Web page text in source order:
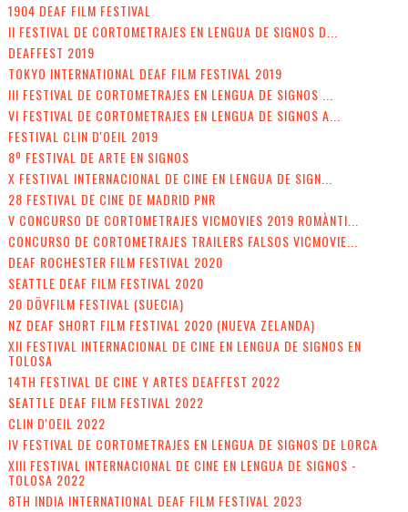
1904 DEAF FILM FESTIVAL
II FESTIVAL DE CORTOMETRAJES EN LENGUA DE SIGNOS D...
DEAFFEST 2019
TOKYO INTERNATIONAL DEAF FILM FESTIVAL 2019
III FESTIVAL DE CORTOMETRAJES EN LENGUA DE SIGNOS ...
VI FESTIVAL DE CORTOMETRAJES EN LENGUA DE SIGNOS A...
FESTIVAL CLIN D'OEIL 2019
8º FESTIVAL DE ARTE EN SIGNOS
X FESTIVAL INTERNACIONAL DE CINE EN LENGUA DE SIGN...
28 FESTIVAL DE CINE DE MADRID PNR
V CONCURSO DE CORTOMETRAJES VICMOVIES 2019 ROMÀNTI...
CONCURSO DE CORTOMETRAJES TRAILERS FALSOS VICMOVIE...
DEAF ROCHESTER FILM FESTIVAL 2020
SEATTLE DEAF FILM FESTIVAL 2020
20 DÖVFILM FESTIVAL (SUECIA)
NZ DEAF SHORT FILM FESTIVAL 2020 (NUEVA ZELANDA)
XII FESTIVAL INTERNACIONAL DE CINE EN LENGUA DE SIGNOS EN
TOLOSA
14TH FESTIVAL DE CINE Y ARTES DEAFFEST 2022
SEATTLE DEAF FILM FESTIVAL 2022
CLIN D'OEIL 2022
IV FESTIVAL DE CORTOMETRAJES EN LENGUA DE SIGNOS DE LORCA
XIII FESTIVAL INTERNACIONAL DE CINE EN LENGUA DE SIGNOS -
TOLOSA 2022
8TH INDIA INTERNATIONAL DEAF FILM FESTIVAL 2023